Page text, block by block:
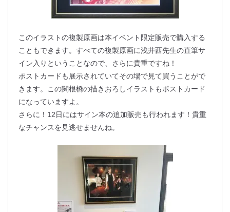
このイラストの複製原画は本イベント限定販売で購入する
こともできます。すべての複製原画に浅井西先生の直筆サ
イン入りということなので、さらに貴重ですね！
ポストカードも展示されていてその場で見て買うことがで
きます。この関根橋の描きおろしイラストもポストカード
になっていますよ。
さらに！12日にはサイン本の追加販売も行われます！貴重
なチャンスを見逃せませんね。